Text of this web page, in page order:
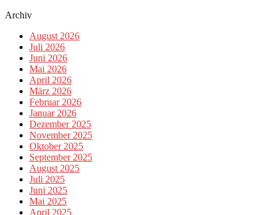
Archiv
August 2026
Juli 2026
Juni 2026
Mai 2026
April 2026
März 2026
Februar 2026
Januar 2026
Dezember 2025
November 2025
Oktober 2025
September 2025
August 2025
Juli 2025
Juni 2025
Mai 2025
April 2025